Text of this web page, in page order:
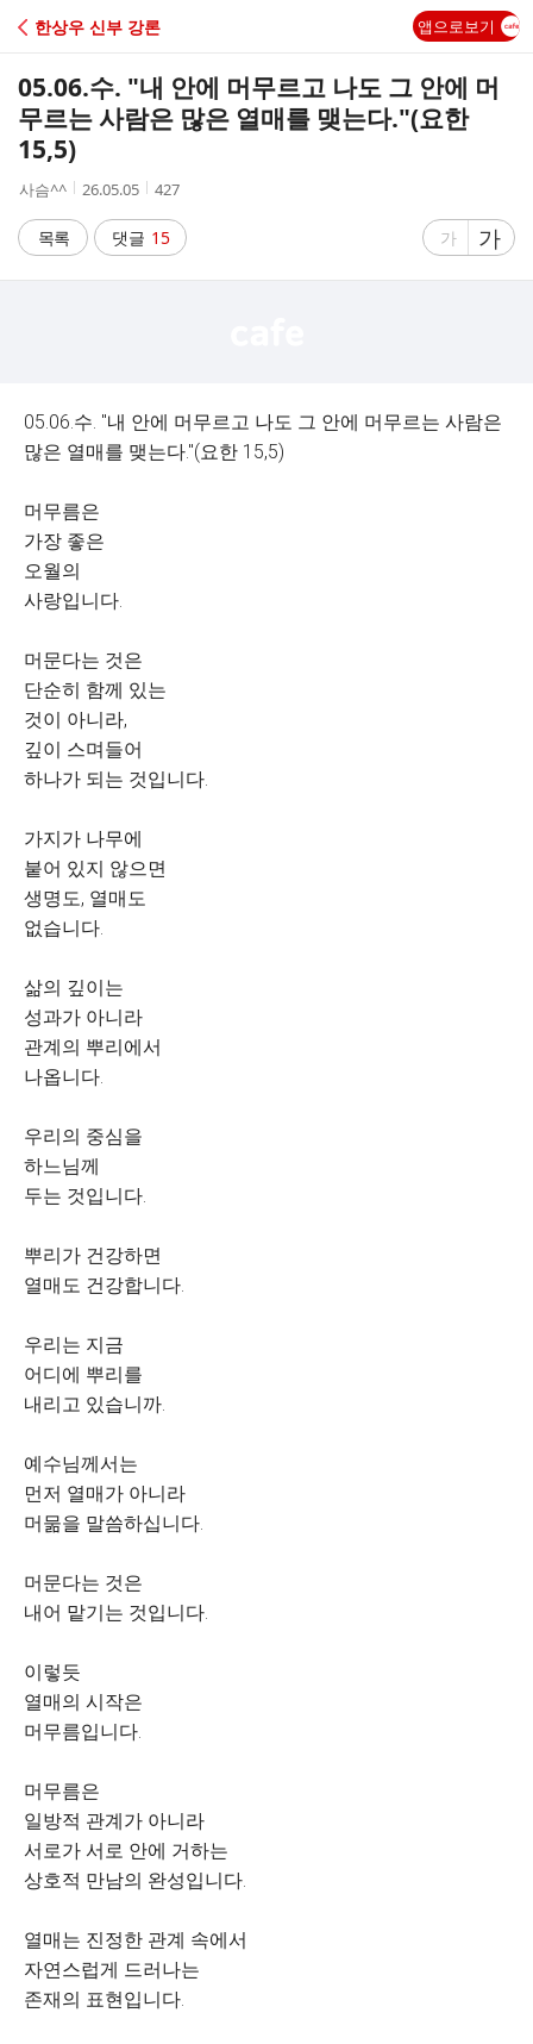
C
A
한상우 신부 강론 앱으로보기
05.06.수. "내 안에 머무르고 나도 그 안에 머
무르는 사람은 많은 열매를 맺는다."(요한
15,5)
작
자
사슴^^
작
시
간
26.05.05
조
수
427
목록 댓글 15
글
게
가
글
자
게
가
05.06.수. "내 안에 머무르고 나도 그 안에 머무르는 사람은
많은 열매를 맺는다."(요한 15,5)
머무름은
가장 좋은
오월의
사랑입니다.
머문다는 것은
단순히 함께 있는
것이 아니라,
깊이 스며들어
하나가 되는 것입니다.
가지가 나무에
붙어 있지 않으면
생명도, 열매도
없습니다.
삶의 깊이는
성과가 아니라
관계의 뿌리에서
나옵니다.
우리의 중심을
하느님께
두는 것입니다.
뿌리가 건강하면
열매도 건강합니다.
우리는 지금
어디에 뿌리를
내리고 있습니까.
예수님께서는
먼저 열매가 아니라
머묾을 말씀하십니다.
머문다는 것은
내어 맡기는 것입니다.
이렇듯
열매의 시작은
머무름입니다.
머무름은
일방적 관계가 아니라
서로가 서로 안에 거하는
상호적 만남의 완성입니다.
열매는 진정한 관계 속에서
자연스럽게 드러나는
존재의 표현입니다.